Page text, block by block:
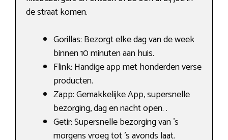
de straat komen.
Gorillas: Bezorgt elke dag van de week
binnen 10 minuten aan huis.
Flink: Handige app met honderden verse
producten.
Zapp: Gemakkelijke App, supersnelle
bezorging, dag en nacht open. .
Getir: Supersnelle bezorging van ’s
morgens vroeg tot ’s avonds laat.